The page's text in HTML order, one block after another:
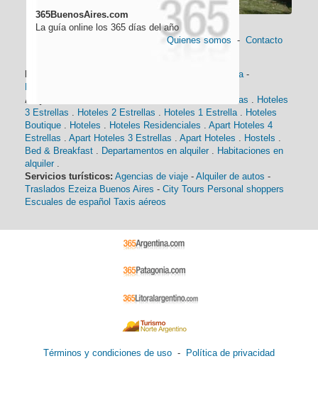
365BuenosAires.com
La guía online los 365 días del año
Quienes somos - Contacto
Historia-
Alojamiento:
Hoteles 4 Estrellas . Hoteles
3 Estrellas . Hoteles 2 Estrellas . Hoteles 1 Estrella. Hoteles
Boutique . Hoteles . Hoteles Residenciales . Apart Hoteles 4
Estrellas . Apart Hoteles 3 Estrellas . Apart Hoteles . Hostels .
Bed & Breakfast . Departamentos en alquiler . Habitaciones en
alquiler .
Servicios turísticos: Agencias de viaje - Alquiler de autos -
Traslados Ezeiza Buenos Aires - City Tours Personal shoppers
Escuales de español Taxis aéreos
Términos y condiciones de uso - Política de privacidad